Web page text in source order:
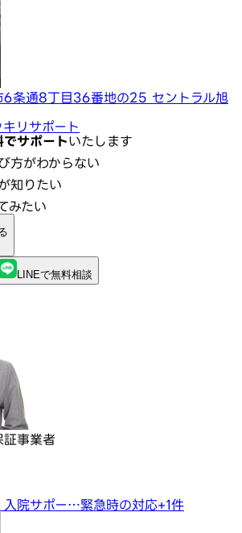
6条通8丁目36番地の25 セントラル旭
リサポート
でサポートいたします
方がわからない
知りたい
みたい
LINEで無料相談
証事業者
入院サポー…緊急時の対応+1件